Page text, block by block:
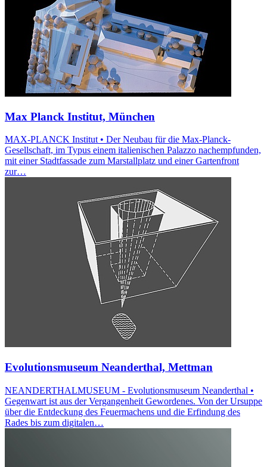
Max Planck Institut, München
MAX-PLANCK Institut • Der Neubau für die Max-Planck-
Gesellschaft, im Typus einem italienischen Palazzo nachempfunden,
mit einer Stadtfassade zum Marstallplatz und einer Gartenfront
zur…
Evolutionsmuseum Neanderthal, Mettman
NEANDERTHALMUSEUM - Evolutionsmuseum Neanderthal •
Gegenwart ist aus der Vergangenheit Gewordenes. Von der Ursuppe
über die Entdeckung des Feuermachens und die Erfindung des
Rades bis zum digitalen…